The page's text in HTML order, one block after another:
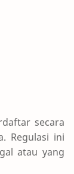
secara
Regulasi ini
atau yang